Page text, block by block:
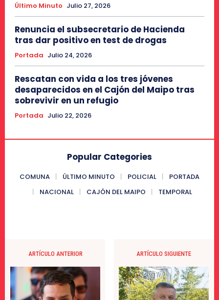
Último Minuto Julio 27, 2026
Renuncia el subsecretario de Hacienda
tras dar positivo en test de drogas
Portada Julio 24, 2026
Rescatan con vida a los tres jóvenes
desaparecidos en el Cajón del Maipo tras
sobrevivir en un refugio
Portada Julio 22, 2026
Popular Categories
COMUNA ÚLTIMO MINUTO POLICIAL
PORTADA
NACIONAL
CAJÓN DEL MAIPO TEMPORAL
ARTÍCULO ANTERIOR ARTÍCULO SIGUIENTE